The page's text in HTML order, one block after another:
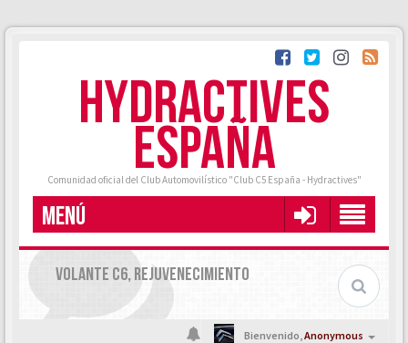
HYDRACTIVES
ESPAÑA
Comunidad oficial del Club Automovilístico "Club C5 España - Hydractives"
MENÚ
VOLANTE C6, REJUVENECIMIENTO
Bienvenido,Anonymous